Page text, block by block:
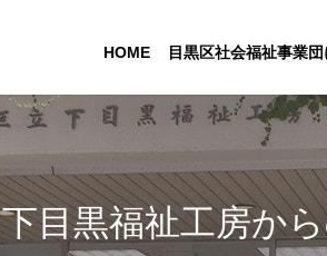
HOME 目黒区社会福祉事業
下目黒福祉工房か